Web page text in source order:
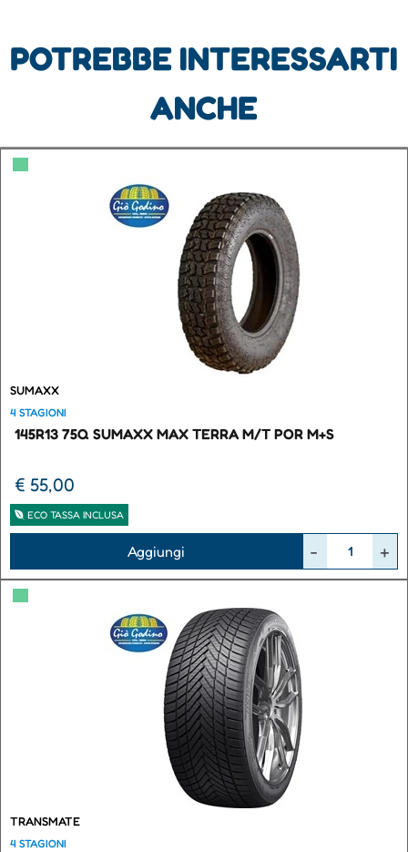
POTREBBE INTERESSARTI
ANCHE
▀
SUMAXX
4 STAGIONI
145R13 75Q SUMAXX MAX TERRA M/T POR M+S
€ 55,00
ECO TASSA INCLUSA
Aggiungi
▀
TRANSMATE
4 STAGIONI